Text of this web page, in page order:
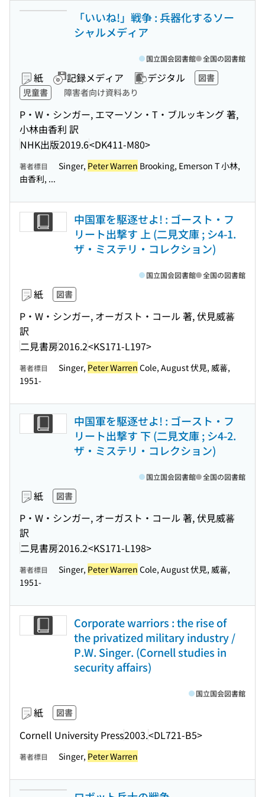
「いいね!」戦争 : 兵器化するソー
シャルメディア
紙 記録メディア デジタル
図書
児童書
障害者向け資料あり
P・W・シンガー, エマーソン・T・ブルッキング 著,
小林由香利 訳
NHK出版2019.6<DK411-M80>
国立国会図書館 全国の図書館
著者標目 Singer, Peter Warren Brooking, Emerson T 小林,
由香利, ...
中国軍を駆逐せよ! : ゴースト・フ
リート出撃す 上 (二見文庫 ; シ4-1.
ザ・ミステリ・コレクション)
紙 図書
P・W・シンガー, オーガスト・コール 著, 伏見威蕃
訳
二見書房2016.2<KS171-L197>
国立国会図書館 全国の図書館
著者標目 Singer, Peter Warren Cole, August 伏見, 威蕃,
1951-
中国軍を駆逐せよ! : ゴースト・フ
リート出撃す 下 (二見文庫 ; シ4-2.
ザ・ミステリ・コレクション)
紙 図書
P・W・シンガー, オーガスト・コール 著, 伏見威蕃
訳
二見書房2016.2<KS171-L198>
国立国会図書館 全国の図書館
著者標目 Singer, Peter Warren Cole, August 伏見, 威蕃,
1951-
Corporate warriors : the rise of
the privatized military industry /
P.W. Singer. (Cornell studies in
security affairs)
紙 図書
Cornell University Press2003.<DL721-B5>
国立国会図書館
著者標目 Singer, Peter Warren